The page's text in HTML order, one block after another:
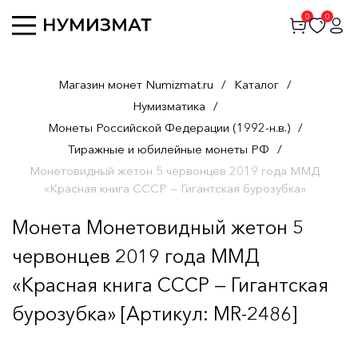
0 0
Магазин монет Numizmat.ru / Каталог /
Нумизматика /
Монеты Российской Федерации (1992-н.в.) /
Тиражные и юбилейные монеты РФ /
Монетовидный жетон 5 червонцев 2019 года ММД
«Красная книга СССР — Гигантская бурозубка»
Монета Монетовидный жетон 5
червонцев 2019 года ММД
«Красная книга СССР — Гигантская
бурозубка» [Артикул: MR-2486]